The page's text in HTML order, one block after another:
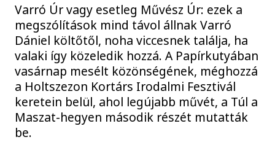
Varró Úr vagy esetleg Művész Úr: ezek a
megszólítások mind távol állnak Varró
Dániel költőtől, noha viccesnek találja, ha
valaki így közeledik hozzá. A Papírkutyában
vasárnap mesélt közönségének, méghozzá
a Holtszezon Kortárs Irodalmi Fesztivál
keretein belül, ahol legújabb művét, a Túl a
Maszat-hegyen második részét mutatták
be.